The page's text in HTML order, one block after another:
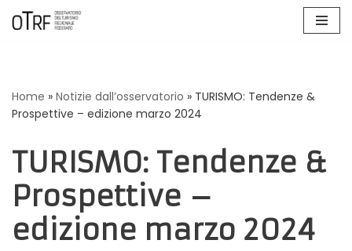
Home » Notizie dall’osservatorio » TURISMO: Tendenze &
Prospettive – edizione marzo 2024
TURISMO: Tendenze &
Prospettive –
edizione marzo 2024